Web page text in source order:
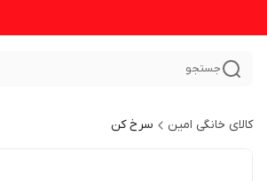
جستجو
کالای خانگی امین سرخ کن